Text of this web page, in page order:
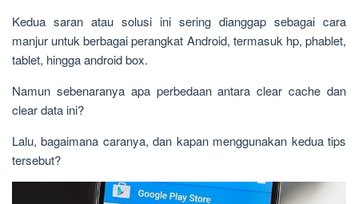
Kedua saran atau solusi ini sering dianggap sebagai cara
manjur untuk berbagai perangkat Android, termasuk hp, phablet,
tablet, hingga android box.
Namun sebenaranya apa perbedaan antara clear cache dan
clear data ini?
Lalu, bagaimana caranya, dan kapan menggunakan kedua tips
tersebut?